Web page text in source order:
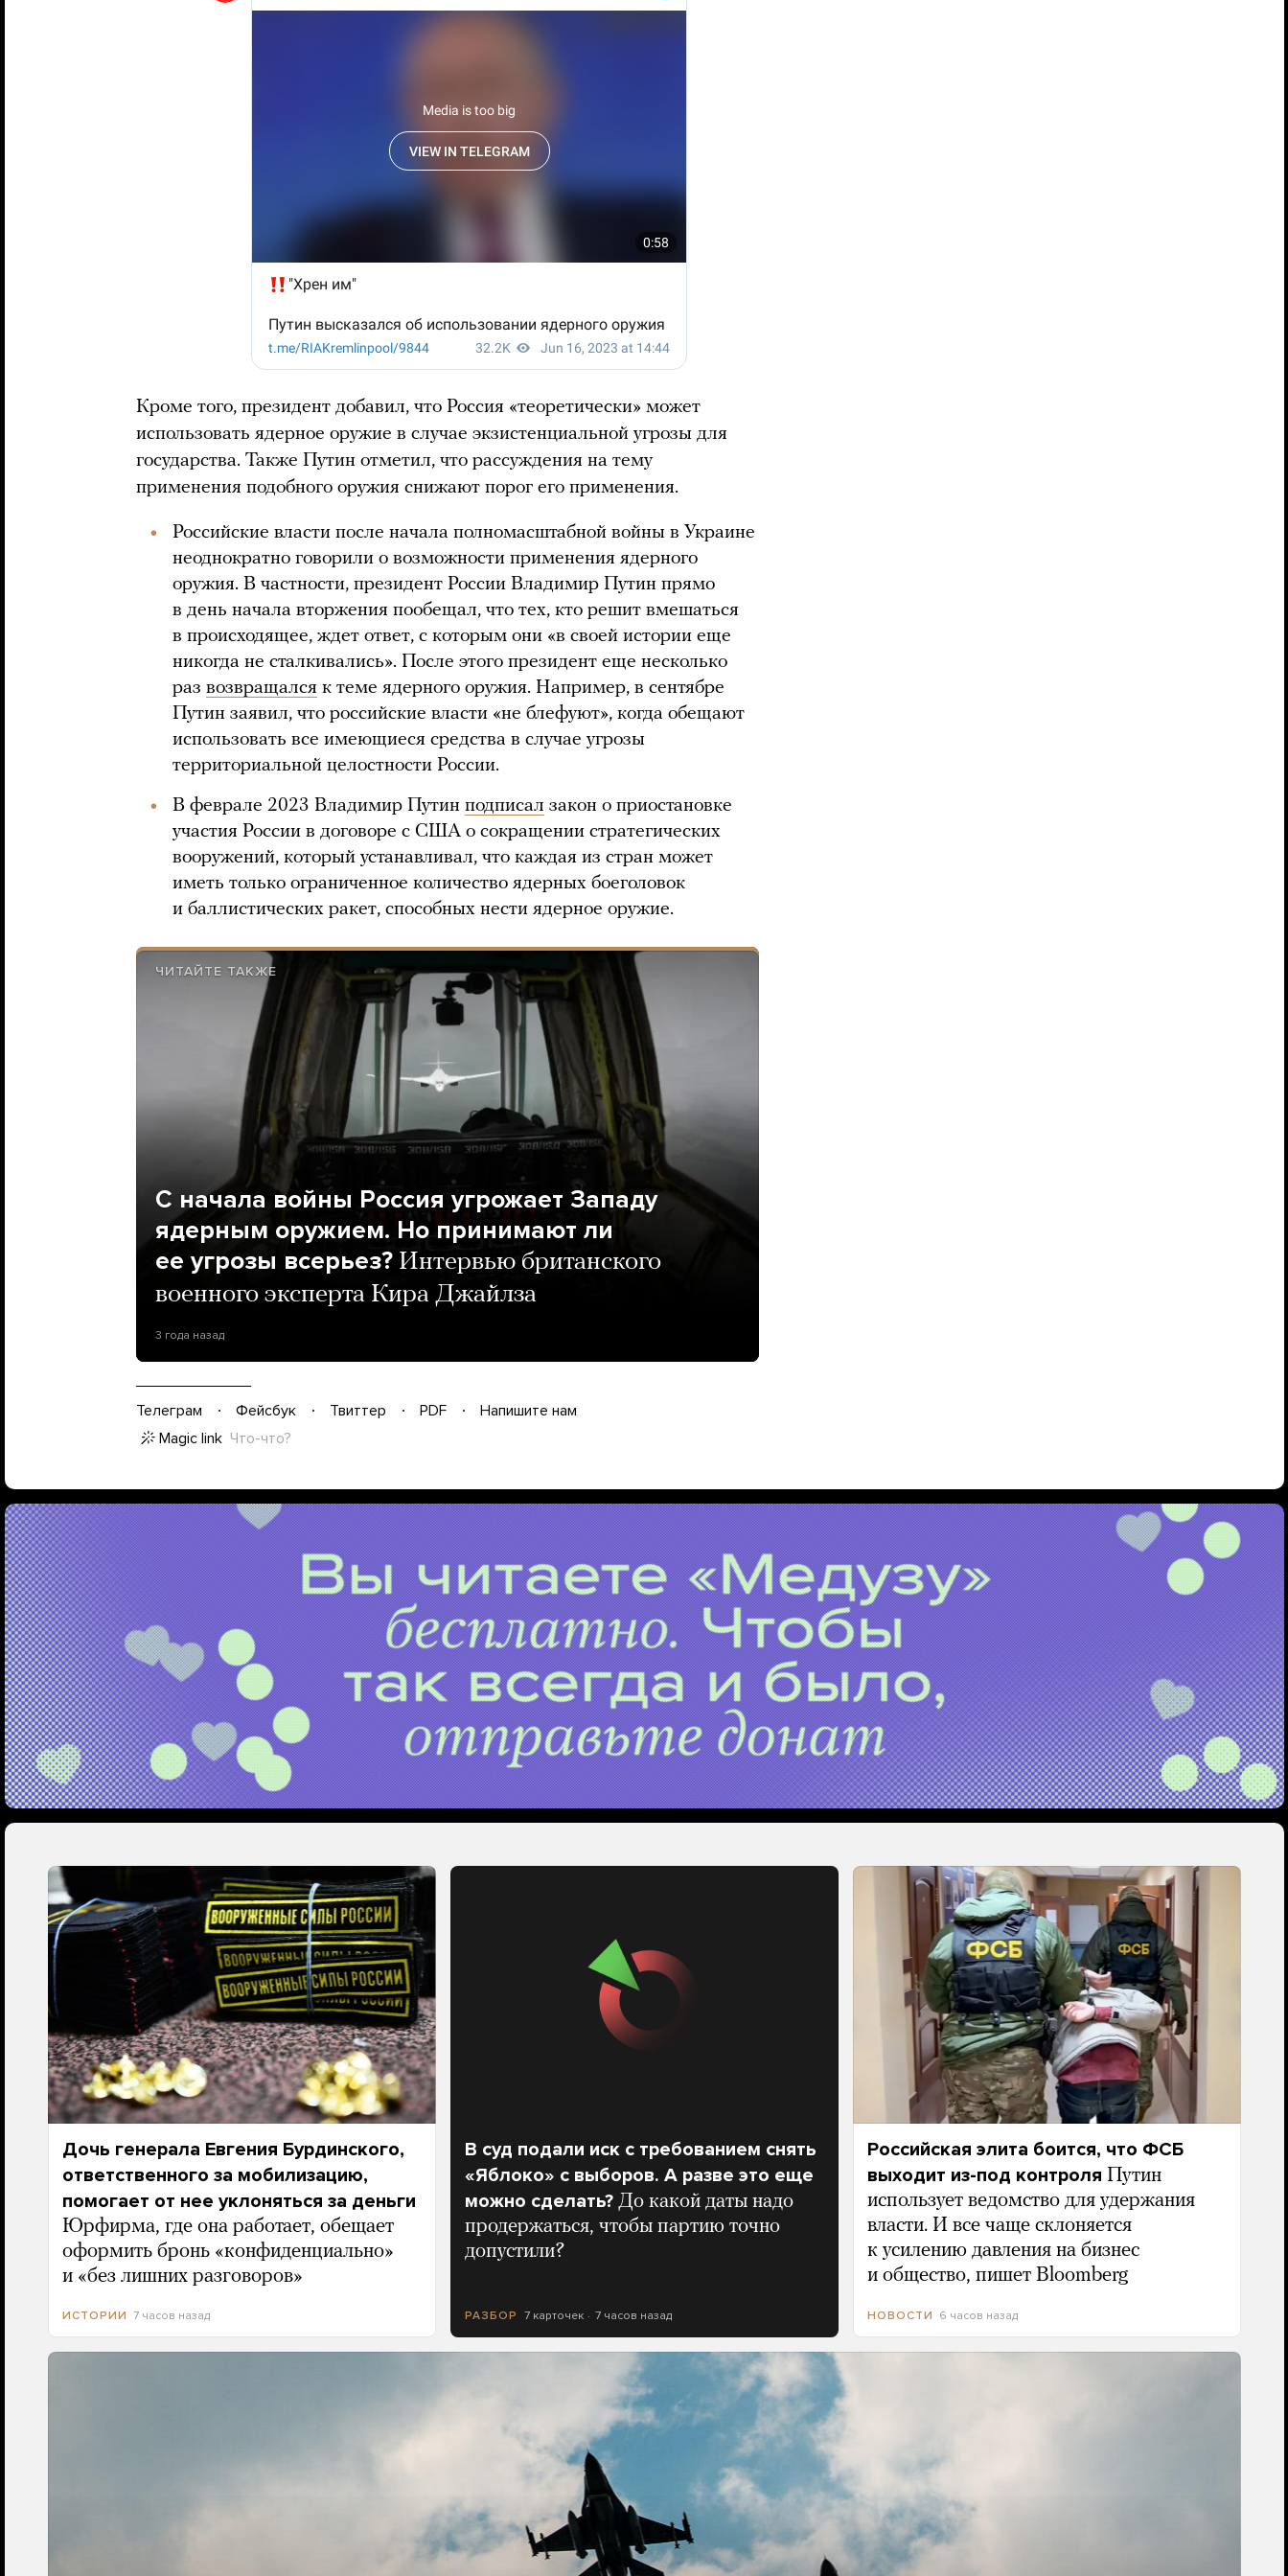
Кроме того, президент добавил, что Россия «теоретически» может
использовать ядерное оружие в случае экзистенциальной угрозы для
государства. Также Путин отметил, что рассуждения на тему
применения подобного оружия снижают порог его применения.
Российские власти после начала полномасштабной войны в Украине
неоднократно говорили о возможности применения ядерного
оружия. В частности, президент России Владимир Путин прямо
в день начала вторжения пообещал, что тех, кто решит вмешаться
в происходящее, ждет ответ, с которым они «в своей истории еще
никогда не сталкивались». После этого президент еще несколько
раз возвращался к теме ядерного оружия. Например, в сентябре
Путин заявил, что российские власти «не блефуют», когда обещают
использовать все имеющиеся средства в случае угрозы
территориальной целостности России.
В феврале 2023 Владимир Путин подписал закон о приостановке
участия России в договоре с США о сокращении стратегических
вооружений, который устанавливал, что каждая из стран может
иметь только ограниченное количество ядерных боеголовок
и баллистических ракет, способных нести ядерное оружие.
ЧИТАЙТЕ ТАКЖЕ
С начала войны Россия угрожает Западу
ядерным оружием. Но принимают ли
ее угрозы всерьез? Интервью британского
военного эксперта Кира Джайлза
3 года назад
Телеграм Фейсбук Твиттер PDF
Напишите нам
Magic link Что-что?
Дочь генерала Евгения Бурдинского,
ответственного за мобилизацию,
помогает от нее уклоняться за деньги
Юрфирма, где она работает, обещает
оформить бронь «конфиденциально»
и «без лишних разговоров»
ИСТОРИИ 7 часов назад
В суд подали иск с требованием снять
«Яблоко» с выборов. А разве это еще
можно сделать? До какой даты надо
продержаться, чтобы партию точно
допустили?
РАЗБОР 7 карточек 7 часов назад
Российская элита боится, что ФСБ
выходит из-под контроля Путин
использует ведомство для удержания
власти. И все чаще склоняется
к усилению давления на бизнес
и общество, пишет Bloomberg
НОВОСТИ 6 часов назад